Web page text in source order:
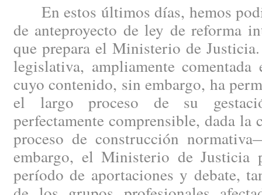
En estos últimos días, hemos
de anteproyecto de ley de reforma
que prepara el Ministerio de
legislativa, ampliamente
cuyo contenido, sin embargo, ha
el largo proceso de su
perfectamente comprensible, dada
proceso de construcción
embargo, el Ministerio de Justicia
período de aportaciones y debate,